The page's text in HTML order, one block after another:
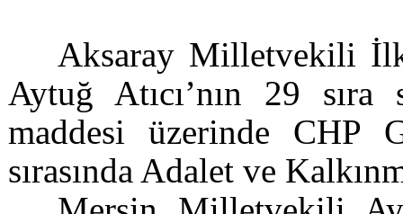
Aksaray Milletvekili
Aytuğ Atıcı’nın 29 sıra
maddesi üzerinde CHP
sırasında Adalet ve